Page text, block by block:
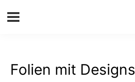
Folien mit